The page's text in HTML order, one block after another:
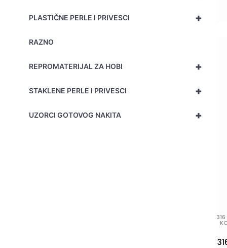
+
PLASTIČNE PERLE I PRIVESCI
RAZNO
+
REPROMATERIJAL ZA HOBI
+
STAKLENE PERLE I PRIVESCI
+
UZORCI GOTOVOG NAKITA